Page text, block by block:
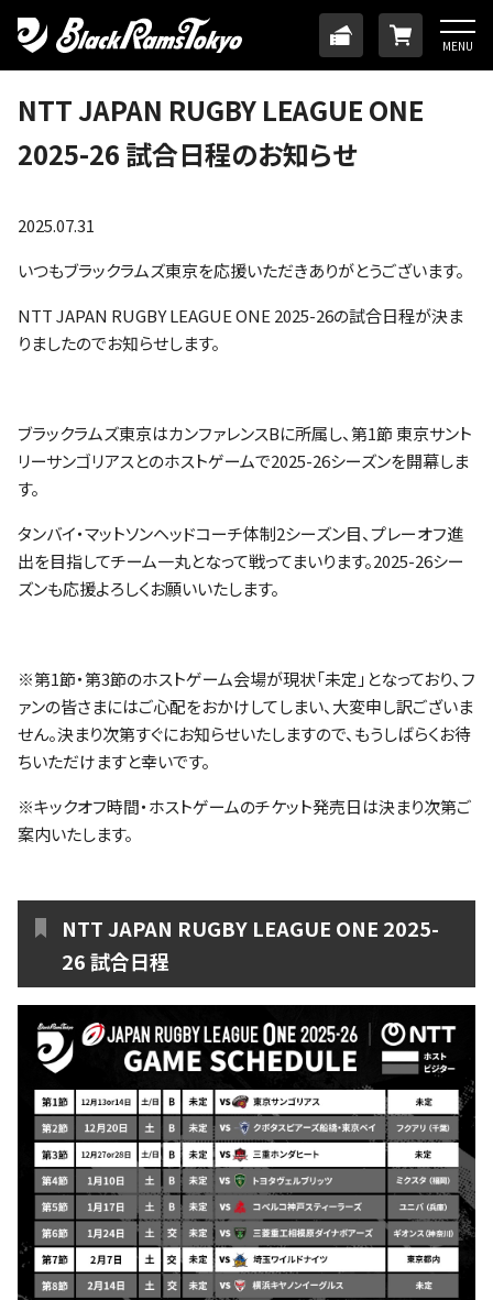
MENU
TICKET
HOME
チーム
メンバー
SDGs・ホームタウン
パートナー
NTT JAPAN RUGBY LEAGUE ONE
2025-26 試合日程のお知らせ
2025.07.31
いつもブラックラムズ東京を応援いただきありがとうございます。
NTT JAPAN RUGBY LEAGUE ONE 2025-26の試合日程が決ま
りましたのでお知らせします。
ブラックラムズ東京はカンファレンスBに所属し、第1節 東京サント
リーサンゴリアスとのホストゲームで2025-26シーズンを開幕しま
す。
タンバイ・マットソンヘッドコーチ体制2シーズン目、プレーオフ進
出を目指してチーム一丸となって戦ってまいります。2025-26シー
ズンも応援よろしくお願いいたします。
※第1節・第3節のホストゲーム会場が現状「未定」となっており、フ
ァンの皆さまにはご心配をおかけしてしまい、大変申し訳ございま
せん。決まり次第すぐにお知らせいたしますので、もうしばらくお待
ちいただけますと幸いです。
※キックオフ時間・ホストゲームのチケット発売日は決まり次第ご
案内いたします。
NTT JAPAN RUGBY LEAGUE ONE 2025-
26 試合日程